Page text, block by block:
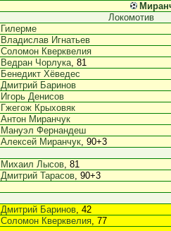
Локомотив
Гилерме
Владислав Игнатьев
Соломон Кверквелия
Ведран Чорлука, 81
Бенедикт Хёведес
Дмитрий Баринов
Игорь Денисов
Гжегож Крыховяк
Антон Миранчук
Мануэл Фернандеш
Алексей Миранчук, 90+3
Михаил Лысов, 81
Дмитрий Тарасов, 90+3
Дмитрий Баринов, 42
Соломон Кверквелия, 77